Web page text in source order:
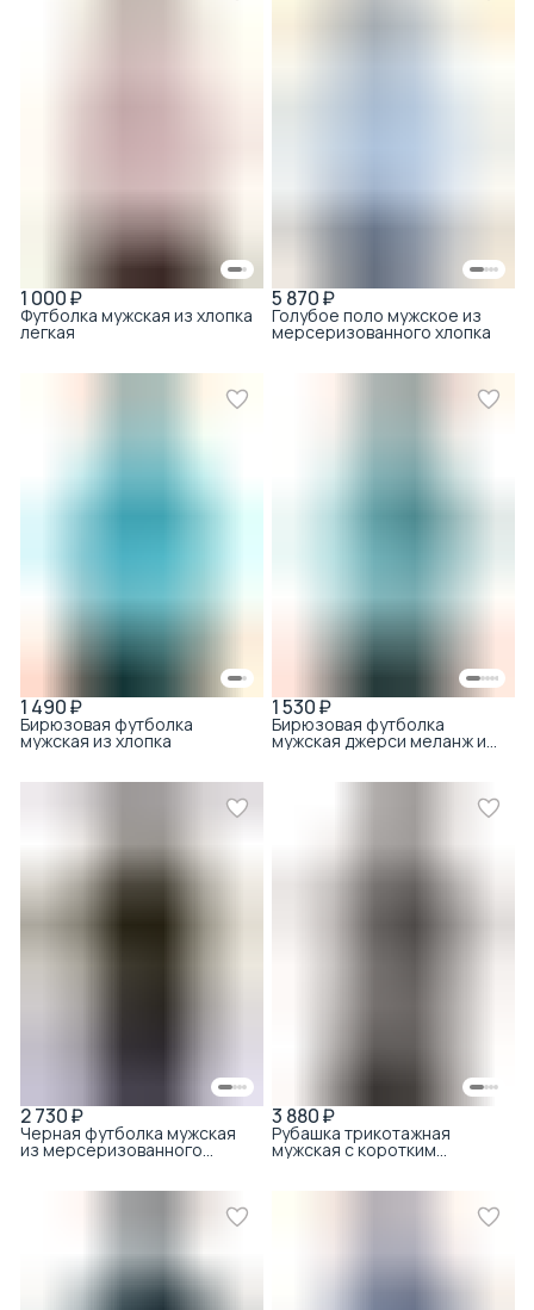
1 000 ₽
Футболка мужская из хлопка
легкая
5 870 ₽
Голубое поло мужское из
мерсеризованного хлопка
1 490 ₽
Бирюзовая футболка
мужская из хлопка
1 530 ₽
Бирюзовая футболка
мужская джерси меланж из
хлопка меланж
2 730 ₽
Черная футболка мужская
из мерсеризованного
хлопка с принтом с круглым
3 880 ₽
Рубашка трикотажная
мужская с коротким
рукавом из хлопка с